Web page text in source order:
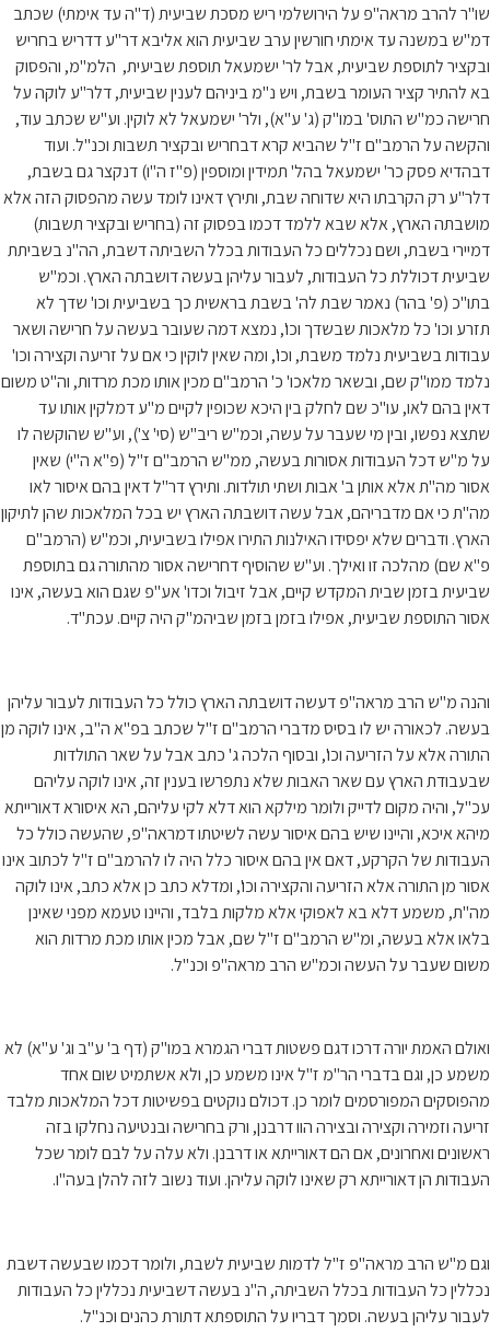
שו"ר להרב מראה"פ על הירושלמי ריש מסכת שביעית (ד"ה עד אימתי) שכתב
דמ"ש במשנה עד אימתי חורשין ערב שביעית הוא אליבא דר"ע דדריש בחריש
ובקציר לתוספת שביעית, אבל לר' ישמעאל תוספת שביעית, הלמ"מ, והפסוק
בא להתיר קציר העומר בשבת, ויש נ"מ ביניהם לענין שביעית, דלר"ע לוקה על
חרישה כמ"ש התוס' במו"ק (ג' ע"א), ולר' ישמעאל לא לוקין. וע"ש שכתב עוד,
והקשה על הרמב"ם ז"ל שהביא קרא דבחריש ובקציר תשבות וכנ"ל. ועוד
דבהדיא פסק כר' ישמעאל בהל' תמידין ומוספין (פ"ז ה"ו) דנקצר גם בשבת,
דלר"ע רק הקרבתו היא שדוחה שבת, ותירץ דאינו לומד עשה מהפסוק הזה אלא
מושבתה הארץ, אלא שבא ללמד דכמו בפסוק זה (בחריש ובקציר תשבות)
דמיירי בשבת, ושם נכללים כל העבודות בכלל השביתה דשבת, הה"נ בשביתת
שביעית דכוללת כל העבודות, לעבור עליהן בעשה דושבתה הארץ. וכמ"ש
בתו"כ (פ' בהר) נאמר שבת לה' בשבת בראשית כך בשביעית וכו' שדך לא
תזרע וכו' כל מלאכות שבשדך וכו', נמצא דמה שעובר בעשה על חרישה ושאר
עבודות בשביעית נלמד משבת, וכו', ומה שאין לוקין כי אם על זריעה וקצירה וכו'
נלמד ממו"ק שם, ובשאר מלאכו' כ' הרמב"ם מכין אותו מכת מרדות, וה"ט משום
דאין בהם לאו, עו"כ שם לחלק בין היכא שכופין לקיים מ"ע דמלקין אותו עד
שתצא נפשו, ובין מי שעבר על עשה, וכמ"ש ריב"ש (סי' צ'), וע"ש שהוקשה לו
על מ"ש דכל העבודות אסורות בעשה, ממ"ש הרמב"ם ז"ל (פ"א ה"י) שאין
אסור מה"ת אלא אותן ב' אבות ושתי תולדות. ותירץ דר"ל דאין בהם איסור לאו
מה"ת כי אם מדבריהם, אבל עשה דושבתה הארץ יש בכל המלאכות שהן לתיקון
הארץ. ודברים שלא יפסידו האילנות התירו אפילו בשביעית, וכמ"ש (הרמב"ם
פ"א שם) מהלכה זו ואילך. וע"ש שהוסיף דחרישה אסור מהתורה גם בתוספת
שביעית בזמן שבית המקדש קיים, אבל זיבול וכדו' אע"פ שגם הוא בעשה, אינו
אסור התוספת שביעית, אפילו בזמן בזמן שביהמ"ק היה קיים. עכת"ד.
והנה מ"ש הרב מראה"פ דעשה דושבתה הארץ כולל כל העבודות לעבור עליהן
בעשה. לכאורה יש לו בסיס מדברי הרמב"ם ז"ל שכתב בפ"א ה"ב, אינו לוקה מן
התורה אלא על הזריעה וכו', ובסוף הלכה ג' כתב אבל על שאר התולדות
שבעבודת הארץ עם שאר האבות שלא נתפרשו בענין זה, אינו לוקה עליהם
עכ"ל, והיה מקום לדייק ולומר מילקא הוא דלא לקי עליהם, הא איסורא דאורייתא
מיהא איכא, והיינו שיש בהם איסור עשה לשיטתו דמראה"פ, שהעשה כולל כל
העבודות של הקרקע, דאם אין בהם איסור כלל היה לו להרמב"ם ז"ל לכתוב אינו
אסור מן התורה אלא הזריעה והקצירה וכו', ומדלא כתב כן אלא כתב, אינו לוקה
מה"ת, משמע דלא בא לאפוקי אלא מלקות בלבד, והיינו טעמא מפני שאינן
בלאו אלא בעשה, ומ"ש הרמב"ם ז"ל שם, אבל מכין אותו מכת מרדות הוא
משום שעבר על העשה וכמ"ש הרב מראה"פ וכנ"ל.
ואולם האמת יורה דרכו דגם פשטות דברי הגמרא במו"ק (דף ב' ע"ב וג' ע"א) לא
משמע כן, וגם בדברי הר"מ ז"ל אינו משמע כן, ולא אשתמיט שום אחד
מהפוסקים המפורסמים לומר כן. דכולם נוקטים בפשיטות דכל המלאכות מלבד
זריעה וזמירה וקצירה ובצירה הוו דרבנן, ורק בחרישה ובנטיעה נחלקו בזה
ראשונים ואחרונים, אם הם דאורייתא או דרבנן. ולא עלה על לבם לומר שכל
העבודות הן דאורייתא רק שאינו לוקה עליהן. ועוד נשוב לזה להלן בעה"ו.
וגם מ"ש הרב מראה"פ ז"ל לדמות שביעית לשבת, ולומר דכמו שבעשה דשבת
נכללין כל העבודות בכלל השביתה, ה"נ בעשה דשביעית נכללין כל העבודות
לעבור עליהן בעשה. וסמך דבריו על התוספתא דתורת כהנים וכנ"ל.